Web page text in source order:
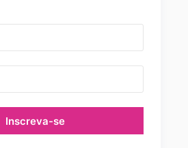
Inscreva-se